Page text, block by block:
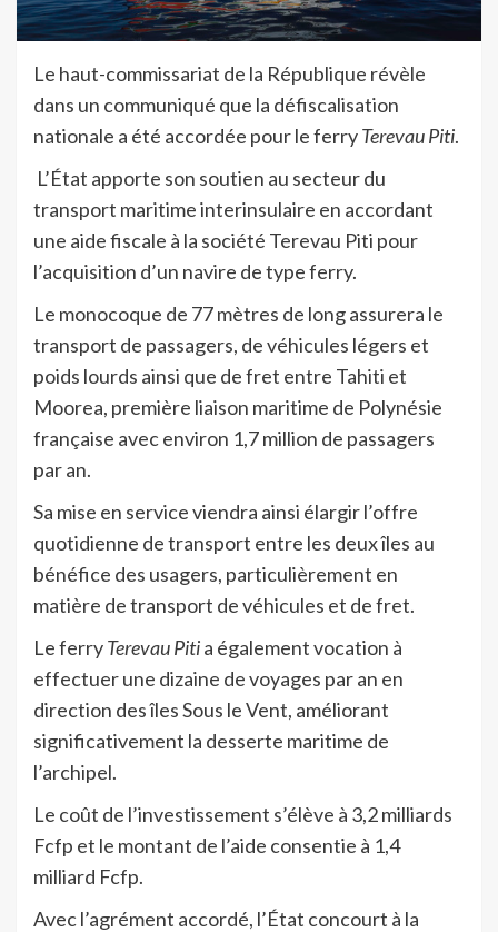
Le haut-commissariat de la République révèle
dans un communiqué que la défiscalisation
nationale a été accordée pour le ferryTerevau Piti.
L’État apporte son soutien au secteur du
transport maritime interinsulaire en accordant
une aide fiscale à la société Terevau Piti pour
l’acquisition d’un navire de type ferry.
Le monocoque de 77 mètres de long assurera le
transport de passagers, de véhicules légers et
poids lourds ainsi que de fret entre Tahiti et
Moorea, première liaison maritime de Polynésie
française avec environ 1,7 million de passagers
par an.
Sa mise en service viendra ainsi élargir l’offre
quotidienne de transport entre les deux îles au
bénéfice des usagers, particulièrement en
matière de transport de véhicules et de fret.
Le ferryTerevau Pitia également vocation à
effectuer une dizaine de voyages par an en
direction des îles Sous le Vent, améliorant
significativement la desserte maritime de
l’archipel.
Le coût de l’investissement s’élève à 3,2 milliards
Fcfp et le montant de l’aide consentie à 1,4
milliard Fcfp.
Avec l’agrément accordé, l’État concourt à la